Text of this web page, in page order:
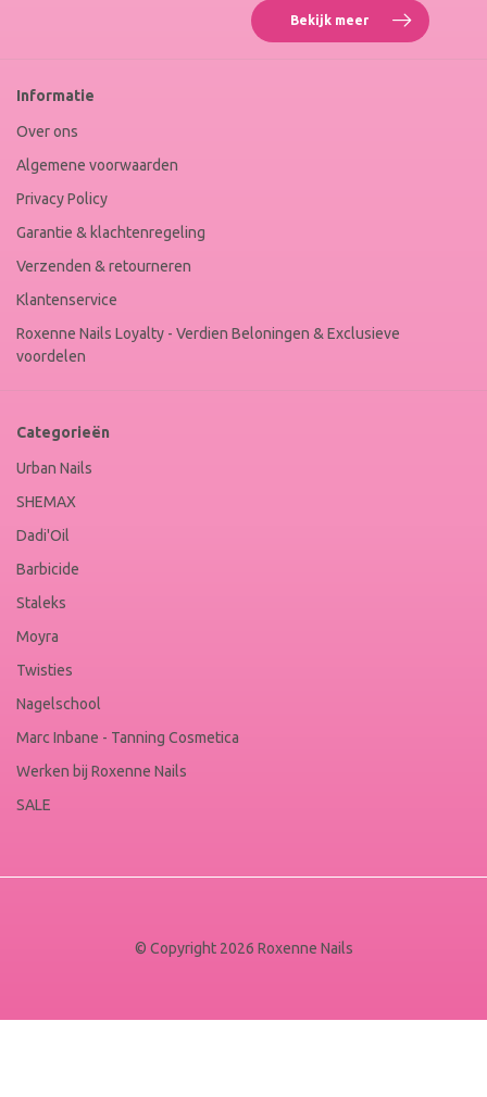
Bekijk meer Reviews
Roxenne
Informatie
Over ons
Algemene voorwaarden
Privacy Policy
Garantie & klachtenregeling
Verzenden & retourneren
Klantenservice
Roxenne Nails Loyalty - Verdien Beloningen & Exclusieve
voordelen
Categorieën
Urban Nails
SHEMAX
Dadi'Oil
Barbicide
Staleks
Moyra
Twisties
Nagelschool
Marc Inbane - Tanning Cosmetica
Werken bij Roxenne Nails
SALE
© Copyright 2026 Roxenne Nails